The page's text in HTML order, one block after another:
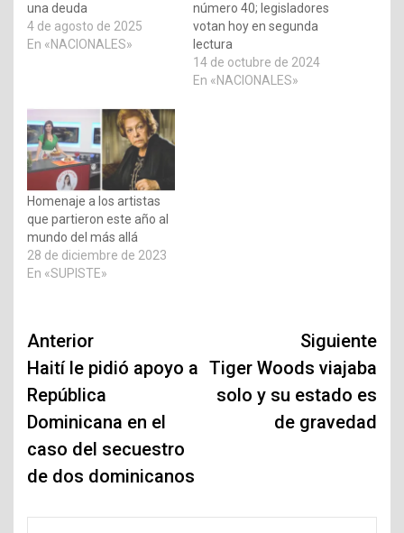
una deuda
4 de agosto de 2025
En «NACIONALES»
número 40; legisladores
votan hoy en segunda
lectura
14 de octubre de 2024
En «NACIONALES»
Homenaje a los artistas
que partieron este año al
mundo del más allá
28 de diciembre de 2023
En «SUPISTE»
Navegación
de
entradas
Anterior
Haití le pidió apoyo a
República
Dominicana en el
caso del secuestro
de dos dominicanos
Siguiente
Tiger Woods viajaba
solo y su estado es
de gravedad